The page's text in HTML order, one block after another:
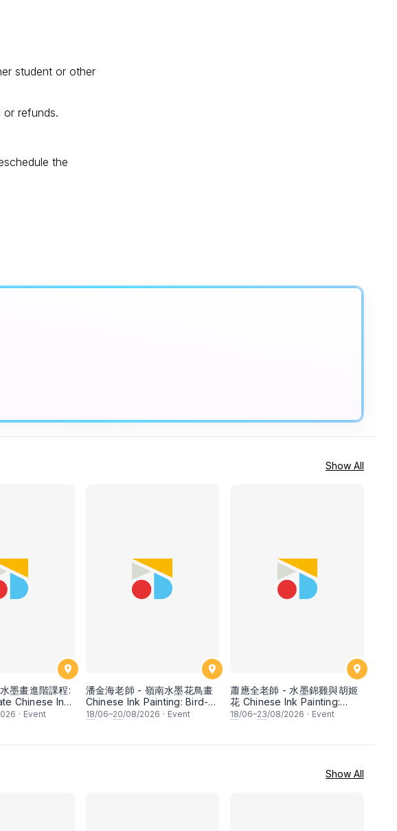
student or other
refunds.
the
Show All
墨畫進階課程:
Chinese Ink
by Ms Ivy
· Event
潘金海老師 - 嶺南水墨花鳥畫
Chinese Ink Painting: Bird-
and-Flower (Lingnan
18/06–20/08/2026 · Event
蕭應全老師 - 水墨錦雞與胡姬
花 Chinese Ink Painting:
Pheasant and Orchid by Mr
18/06–23/08/2026 · Event
Show All